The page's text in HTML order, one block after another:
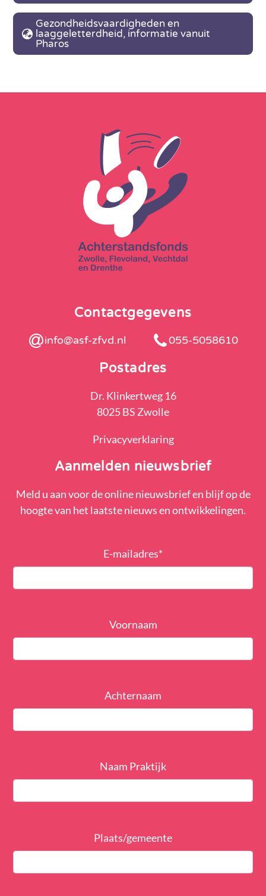
Gezondheidsvaardigheden en
laaggeletterdheid, informatie vanuit
Pharos
Contactgegevens
info@asf-zfvd.nl 055-5058610
Postadres
Dr. Klinkertweg 16
8025 BS Zwolle
Privacyverklaring
Aanmelden nieuwsbrief
Meld u aan voor de online nieuwsbrief en blijf op de
hoogte van het laatste nieuws en ontwikkelingen.
E-mailadres*
Voornaam
Achternaam
Naam Praktijk
Plaats/gemeente